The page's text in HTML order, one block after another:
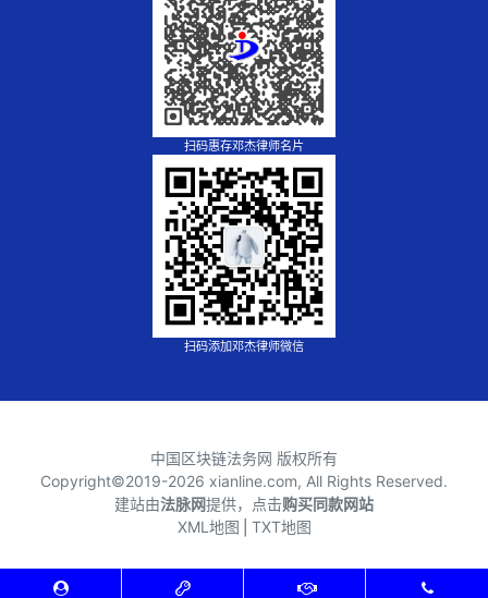
扫码惠存邓杰律师名片
扫码添加邓杰律师微信
中国区块链法务网 版权所有
Copyright©2019-2026 xianline.com, All Rights Reserved.
建站由法脉网提供，点击购买同款网站
XML地图
TXT地图